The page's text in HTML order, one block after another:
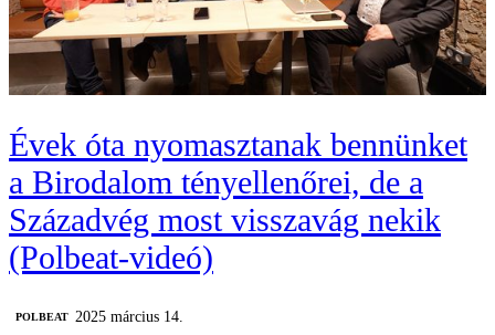
Évek óta nyomasztanak bennünket
a Birodalom tényellenőrei, de a
Századvég most visszavág nekik
(Polbeat-videó)
‎POLBEAT 2025 március 14.